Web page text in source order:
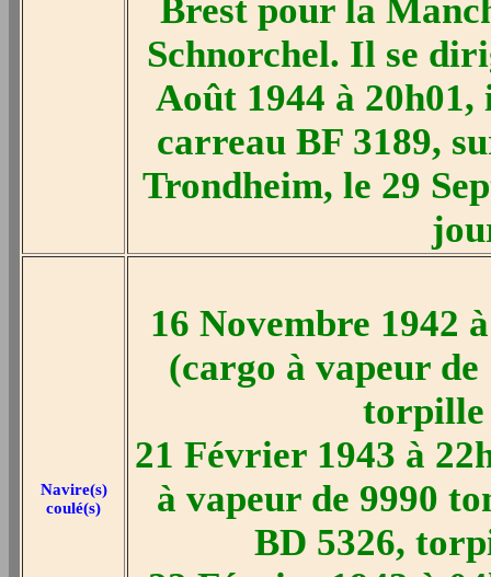
Brest pour la
Schnorchel. Il se
Août 1944 à
carreau BF 3189,
Trondheim, le 29
Navire(s)
coulé(s)
16 Novembre 1942
(cargo à vapeur
torpille
21 Février 1943 à
à vapeur de 9990
BD 5326,